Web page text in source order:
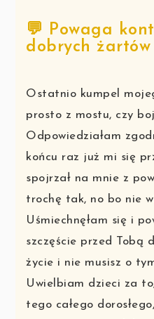
💬 Powaga
dobrych żartów
Ostatnio kumpel
prosto z mostu, czy
Odpowiedziałam
końcu raz już mi się
spojrzał na mnie z
trochę tak, no bo nie
Uśmiechnęłam się i
szczęście przed Tobą
życie i nie musisz o
Uwielbiam dzieci za
tego całego